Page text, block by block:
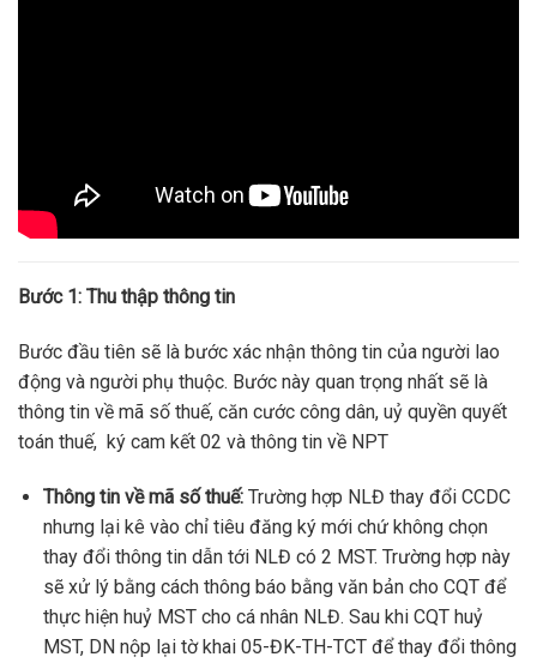
Bước 1: Thu thập thông tin
Bước đầu tiên sẽ là bước xác nhận thông tin của người lao
động và người phụ thuộc. Bước này quan trọng nhất sẽ là
thông tin về mã số thuế, căn cước công dân, uỷ quyền quyết
toán thuế, ký cam kết 02 và thông tin về NPT
Thông tin về mã số thuế:Trường hợp NLĐ thay đổi CCDC
nhưng lại kê vào chỉ tiêu đăng ký mới chứ không chọn
thay đổi thông tin dẫn tới NLĐ có 2 MST. Trường hợp này
sẽ xử lý bằng cách thông báo bằng văn bản cho CQT để
thực hiện huỷ MST cho cá nhân NLĐ. Sau khi CQT huỷ
MST, DN nộp lại tờ khai 05-ĐK-TH-TCT để thay đổi thông